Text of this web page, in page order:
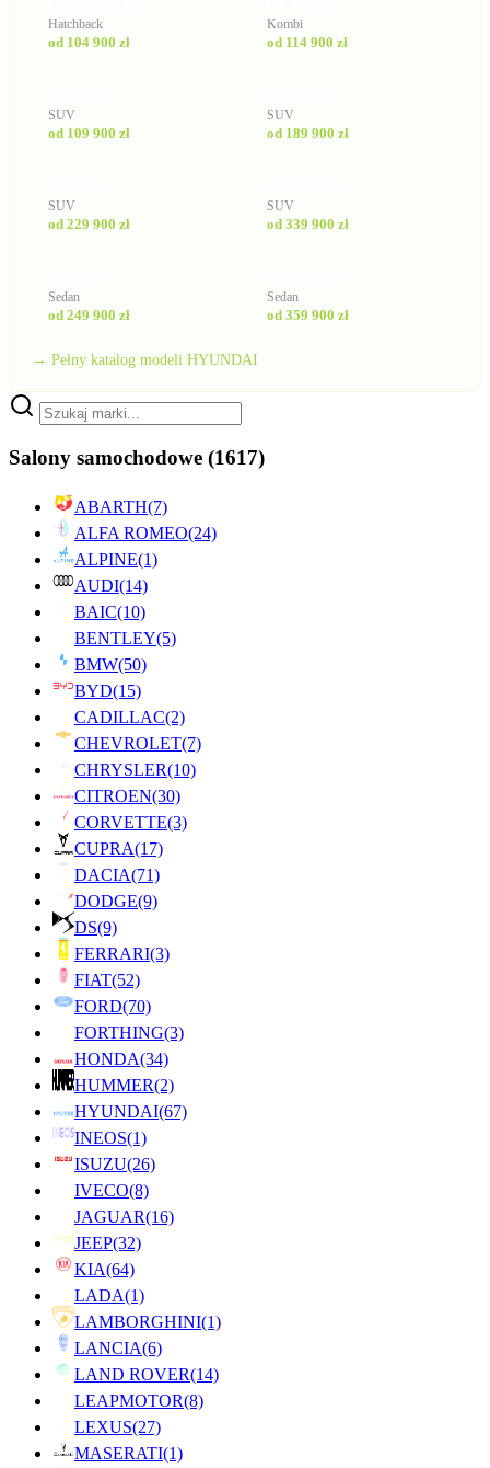
Hatchback
od 104 900 zł
Kombi
od 114 900 zł
SUV
od 109 900 zł
SUV
od 189 900 zł
SUV
od 229 900 zł
SUV
od 339 900 zł
Sedan
od 249 900 zł
Sedan
od 359 900 zł
→ Pełny katalog modeli HYUNDAI
Salony samochodowe (1617)
ABARTH(7)
ALFA ROMEO(24)
ALPINE(1)
AUDI(14)
BAIC(10)
BENTLEY(5)
BMW(50)
BYD(15)
CADILLAC(2)
CHEVROLET(7)
CHRYSLER(10)
CITROEN(30)
CORVETTE(3)
CUPRA(17)
DACIA(71)
DODGE(9)
DS(9)
FERRARI(3)
FIAT(52)
FORD(70)
FORTHING(3)
HONDA(34)
HUMMER(2)
HYUNDAI(67)
INEOS(1)
ISUZU(26)
IVECO(8)
JAGUAR(16)
JEEP(32)
KIA(64)
LADA(1)
LAMBORGHINI(1)
LANCIA(6)
LAND ROVER(14)
LEAPMOTOR(8)
LEXUS(27)
MASERATI(1)